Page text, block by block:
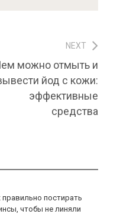
NEXT
post:
можно отмыть и
йод с кожи:
эффективные
средства
правильно постирать
чтобы не линяли